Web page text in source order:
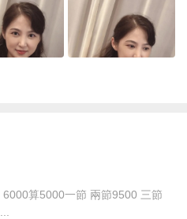
算5000一節 兩節9500 三節